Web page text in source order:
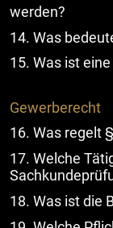
werden?
14. Was
15. Was ist
Gewerberecht
16. Was regelt
17. Welche
18. Was ist die